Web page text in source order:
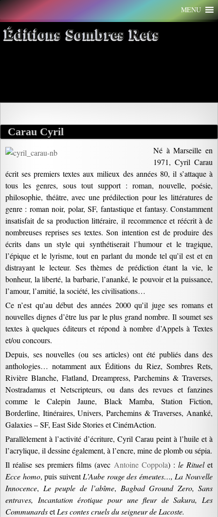
Aller
au
contenu
MENU
Éditions Sombres Rets
Archives par mot-clé : masques
Carau Cyril
Né à Marseille en
1971, Cyril Carau
écrit ses premiers textes aux milieux des années 80, il s’attaque à
tous les genres, sous tout support : roman, nouvelle, poésie,
philosophie, théâtre, avec une prédilection pour les littératures de
genre : roman noir, polar, SF, fantastique et fantasy. Constamment
insatisfait de sa production littéraire, il recommence et réécrit à de
nombreuses reprises ses textes. Son intention est de produire des
écrits dans un style qui synthétiserait l’humour et le tragique,
l’épique et le lyrisme, tout en parlant du monde tel qu’il est et en
distrayant le lecteur. Ses thèmes de prédiction étant la vie, le
bonheur, la liberté, la barbarie, l’ananké, le pouvoir et la puissance,
l’amour, l’amitié, la société, les civilisations…
Ce n’est qu’au début des années 2000 qu’il juge ses romans et
nouvelles dignes d’être lus par le plus grand nombre. Il soumet ses
textes à quelques éditeurs et répond à nombre d’Appels à Textes
et/ou concours.
Depuis, ses nouvelles (ou ses articles) ont été publiés dans des
anthologies… notamment aux Éditions du Riez, Sombres Rets,
Rivière Blanche, Flatland, Dreampress, Parchemins & Traverses,
Nostradamus et Netscripteurs, ou dans des revues et fanzines
comme le Calepin Jaune, Black Mamba, Station Fiction,
Borderline, Itinéraires, Univers, Parchemins & Traverses, Ananké,
Galaxies – SF, East Side Stories et CinémAction.
Parallèlement à l’activité d’écriture, Cyril Carau peint à l’huile et à
l’acrylique, il dessine également, à l’encre, mine de plomb ou sépia.
Il réalise ses premiers films (avec Antoine Coppola) : le Rituelet
Ecce homo, puis suiventL’Aube rouge des émeutes…, La Nouvelle
Innocence, Le peuple de l’abîme, Bagbad Ground Zero, Sans
entraves, Incantation érotique pour une fleur de Sakura, Les
CommunardsetLes contes cruels du seigneur de Lacoste.